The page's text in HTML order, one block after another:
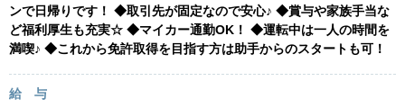
ンで日帰りです！ ◆取引先が固定なので安心♪ ◆賞与や家族手当な
ど福利厚生も充実☆ ◆マイカー通勤OK！ ◆運転中は一人の時間を
満喫♪ ◆これから免許取得を目指す方は助手からのスタートも可！
給 与